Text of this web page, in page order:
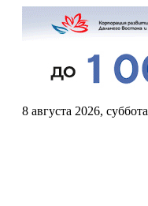
8 августа 2026, суббота